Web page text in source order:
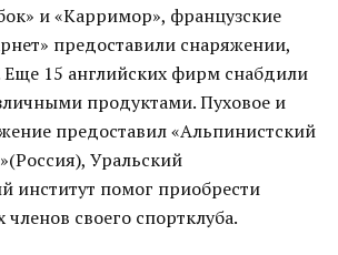
и «Карримор», французские
предоставили снаряжении,
Еще 15 английских фирм снабдили
продуктами. Пуховое и
предоставил «Альпинистский
Уральский
институт помог приобрести
своего спортклуба.